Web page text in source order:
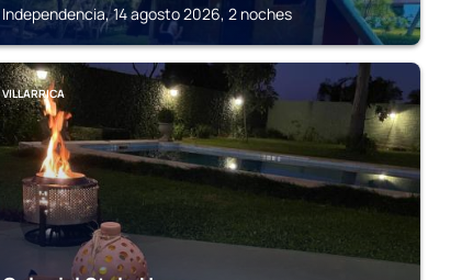
Independencia, 14 agosto 2026, 2 noches
VILLARRICA